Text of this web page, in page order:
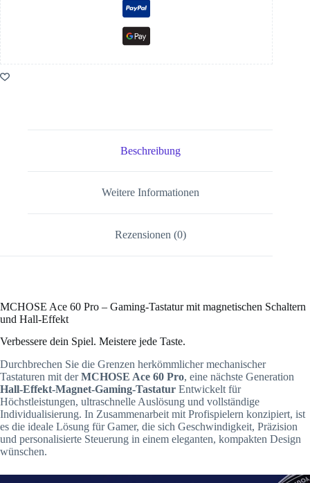
Beschreibung
Weitere Informationen
Rezensionen (0)
MCHOSE Ace 60 Pro – Gaming-Tastatur mit magnetischen Schaltern
und Hall-Effekt
Verbessere dein Spiel. Meistere jede Taste.
Durchbrechen Sie die Grenzen herkömmlicher mechanischer
Tastaturen mit derMCHOSE Ace 60 Pro, eine nächste Generation
Hall-Effekt-Magnet-Gaming-Tastatur Entwickelt für
Höchstleistungen, ultraschnelle Auslösung und vollständige
Individualisierung. In Zusammenarbeit mit Profispielern konzipiert, ist
es die ideale Lösung für Gamer, die sich Geschwindigkeit, Präzision
und personalisierte Steuerung in einem eleganten, kompakten Design
wünschen.